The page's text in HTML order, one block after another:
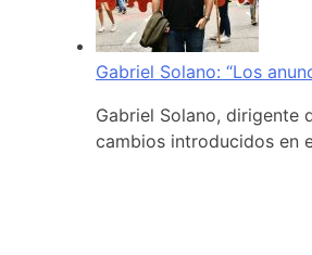
Gabriel Solano: “Los
Gabriel Solano, dirigente
cambios introducidos en